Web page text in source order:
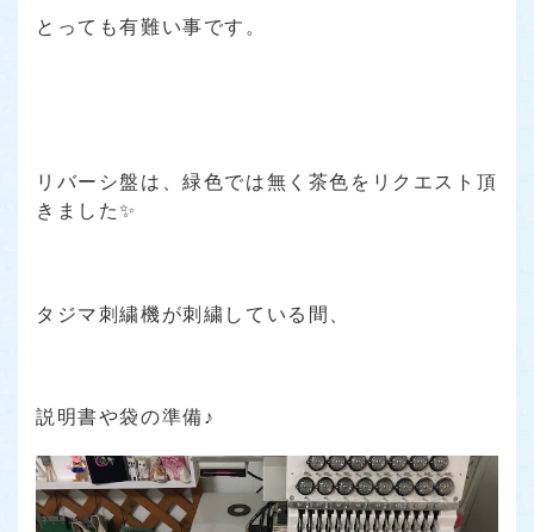
とっても有難い事です。
リバーシ盤は、緑色では無く茶色をリクエスト頂
きました✨
タジマ刺繍機が刺繍している間、
説明書や袋の準備♪